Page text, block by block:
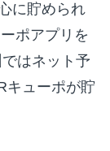
に貯められ
ポアプリを
はネット予
キューポが貯